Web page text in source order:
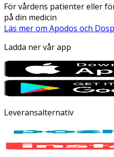
För vårdens patienter eller
på din medicin
Läs mer om Apodos och
Ladda ner vår app
Leveransalternativ